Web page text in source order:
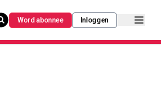
Word abonnee Inloggen